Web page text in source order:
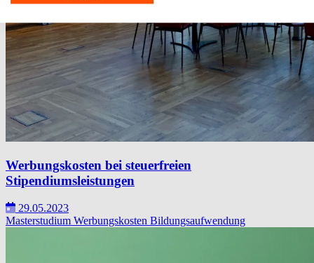
Werbungskosten bei steuerfreien
Stipendiumsleistungen
29.05.2023
Masterstudium Werbungskosten Bildungsaufwendung